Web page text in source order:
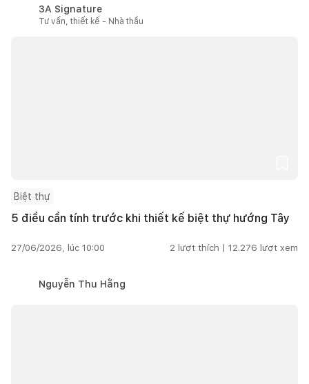
3A Signature
Tư vấn, thiết kế - Nhà thầu
Biệt thự
5 điều cần tính trước khi thiết kế biệt thự hướng Tây
27/06/2026, lúc 10:00 2 lượt thích | 12.276 lượt xem
Nguyễn Thu Hằng